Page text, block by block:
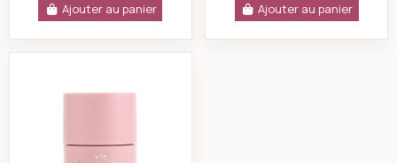
Ajouter au panier Ajouter au panier